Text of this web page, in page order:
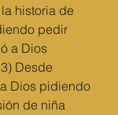
historia de
pedir
a Dios
Desde
Dios pidiendo
de niña